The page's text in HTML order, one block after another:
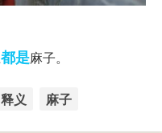
都是麻子。
释义 麻子